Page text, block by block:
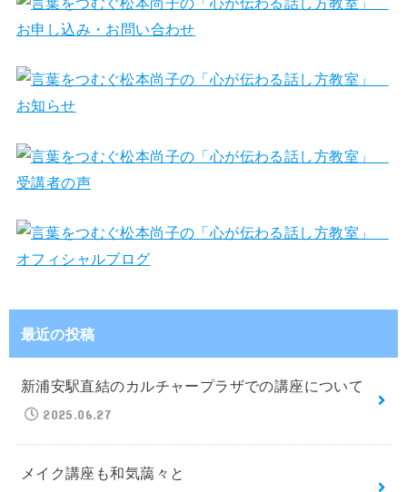
最近の投稿
新浦安駅直結のカルチャープラザでの講座について
2025.06.27
メイク講座も和気藹々と